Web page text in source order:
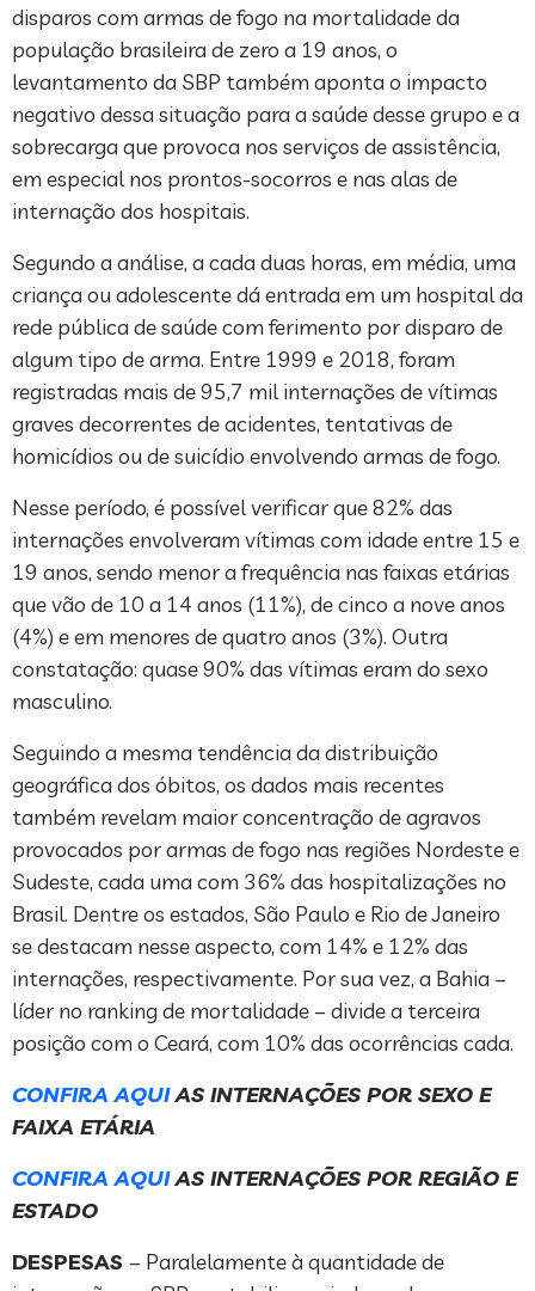
disparos com armas de fogo na mortalidade da
população brasileira de zero a 19 anos, o
levantamento da SBP também aponta o impacto
negativo dessa situação para a saúde desse grupo e a
sobrecarga que provoca nos serviços de assistência,
em especial nos prontos-socorros e nas alas de
internação dos hospitais.
Segundo a análise, a cada duas horas, em média, uma
criança ou adolescente dá entrada em um hospital da
rede pública de saúde com ferimento por disparo de
algum tipo de arma. Entre 1999 e 2018, foram
registradas mais de 95,7 mil internações de vítimas
graves decorrentes de acidentes, tentativas de
homicídios ou de suicídio envolvendo armas de fogo.
Nesse período, é possível verificar que 82% das
internações envolveram vítimas com idade entre 15 e
19 anos, sendo menor a frequência nas faixas etárias
que vão de 10 a 14 anos (11%), de cinco a nove anos
(4%) e em menores de quatro anos (3%). Outra
constatação: quase 90% das vítimas eram do sexo
masculino.
Seguindo a mesma tendência da distribuição
geográfica dos óbitos, os dados mais recentes
também revelam maior concentração de agravos
provocados por armas de fogo nas regiões Nordeste e
Sudeste, cada uma com 36% das hospitalizações no
Brasil. Dentre os estados, São Paulo e Rio de Janeiro
se destacam nesse aspecto, com 14% e 12% das
internações, respectivamente. Por sua vez, a Bahia –
líder no ranking de mortalidade – divide a terceira
posição com o Ceará, com 10% das ocorrências cada.
CONFIRA AQUIAS INTERNAÇÕES POR SEXO E
FAIXA ETÁRIA
CONFIRA AQUIAS INTERNAÇÕES POR REGIÃO E
ESTADO
DESPESAS – Paralelamente à quantidade de